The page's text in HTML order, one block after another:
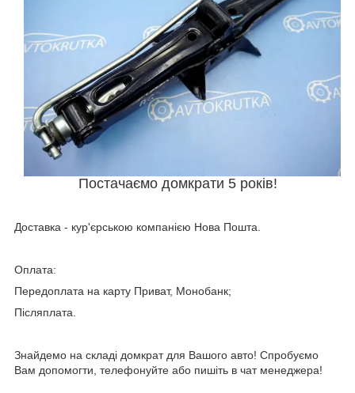
Постачаємо домкрати 5 років!
Доставка - кур'єрською компанією Нова Пошта.
Оплата:
Передоплата на карту Приват, Монобанк;
Післяплата.
Знайдемо на складі домкрат для Вашого авто! Спробуємо
Вам допомогти, телефонуйте або пишіть в чат менеджера!